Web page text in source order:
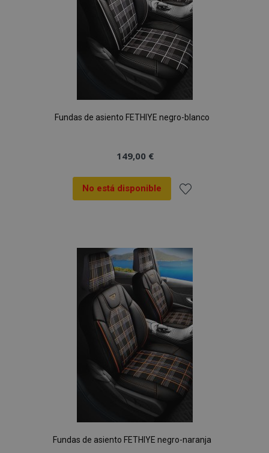
Fundas de asiento FETHIYE negro-blanco
149,00 €
No está disponible
Lista
de
Deseos
Fundas de asiento FETHIYE negro-naranja